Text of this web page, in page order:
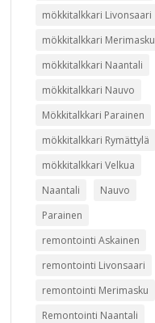
mökkitalkkari Livonsaari
mökkitalkkari Merimasku
mökkitalkkari Naantali
mökkitalkkari Nauvo
Mökkitalkkari Parainen
mökkitalkkari Rymättylä
mökkitalkkari Velkua
Naantali
Nauvo
Parainen
remontointi Askainen
remontointi Livonsaari
remontointi Merimasku
Remontointi Naantali